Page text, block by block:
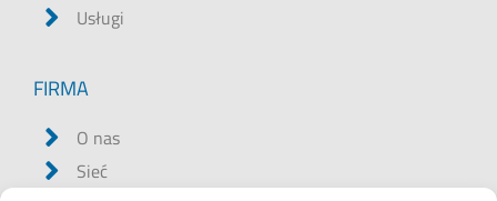
Usługi
FIRMA
O nas
Sieć